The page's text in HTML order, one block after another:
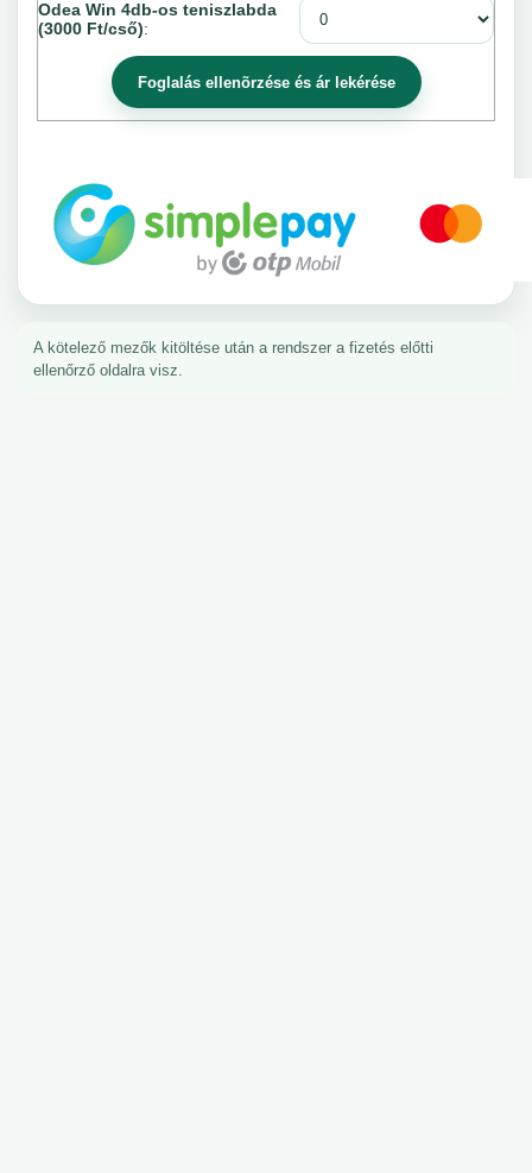
Odea Win 4db-os teniszlabda
(3000 Ft/cső):
A kötelező mezők kitöltése után a rendszer a fizetés előtti
ellenőrző oldalra visz.